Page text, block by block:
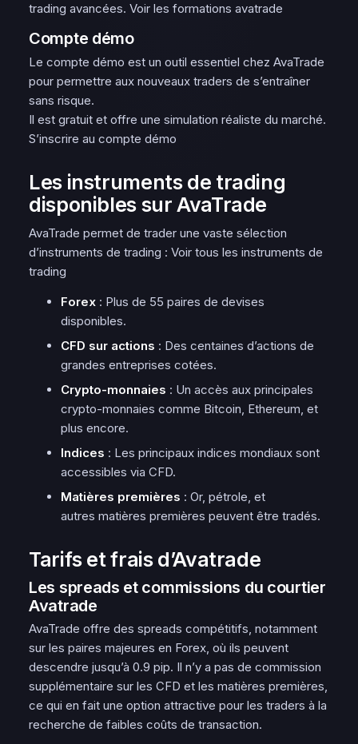
trading avancées. Voir les formations avatrade
Compte démo
Le compte démo est un outil essentiel chez AvaTrade
pour permettre aux nouveaux traders de s’entraîner
sans risque.
Il est gratuit et offre une simulation réaliste du marché.
S’inscrire au compte démo
Les instruments de trading
disponibles sur AvaTrade
AvaTrade permet de trader une vaste sélection
d’instruments de trading : Voir tous les instruments de
trading
Forex : Plus de 55 paires de devises
disponibles.
CFD sur actions : Des centaines d’actions de
grandes entreprises cotées.
Crypto-monnaies : Un accès aux principales
crypto-monnaies comme Bitcoin, Ethereum, et
plus encore.
Indices : Les principaux indices mondiaux sont
accessibles via CFD.
Matières premières : Or, pétrole, et
autres matières premières peuvent être tradés.
Tarifs et frais d’Avatrade
Les spreads et commissions du courtier
Avatrade
AvaTrade offre des spreads compétitifs, notamment
sur les paires majeures en Forex, où ils peuvent
descendre jusqu’à 0.9 pip. Il n’y a pas de commission
supplémentaire sur les CFD et les matières premières,
ce qui en fait une option attractive pour les traders à la
recherche de faibles coûts de transaction.